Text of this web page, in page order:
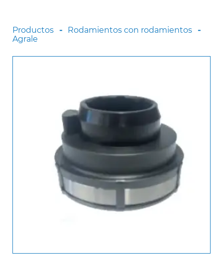
Sinotruck
Productos
Rodamientos con rodamientos
Agrale